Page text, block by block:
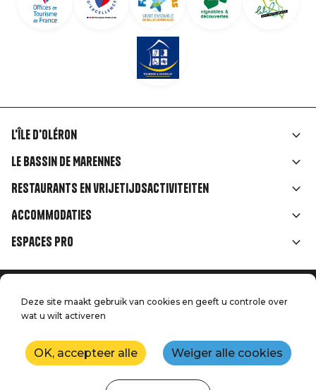
Liens
rubriques
L'île d'Oléron
Le Bassin de Marennes
Restaurants en vrijetijdsactiviteiten
Accommodaties
Espaces Pro
Menu
de
Home
Juridische informatie
Druk op
Neem contact met ons op
Kaart
Productie: StudioJuillet
Deze site maakt gebruik van cookies en geeft u controle over
wat u wilt activeren
OK, accepteer alle Weiger alle cookies